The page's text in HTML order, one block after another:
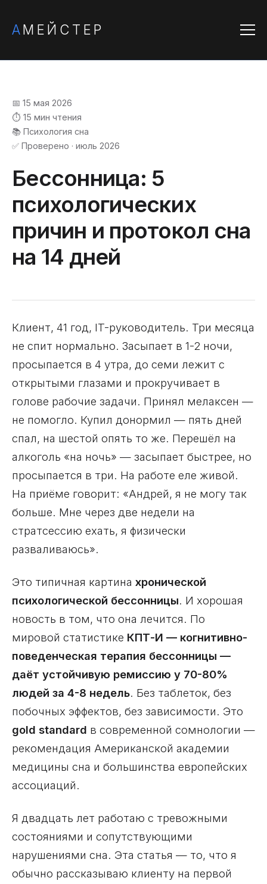
АМЕЙСТЕР
📅 15 мая 2026
⏱️ 15 мин чтения
📚 Психология сна
✅ Проверено · июль 2026
Бессонница: 5
психологических
причин и протокол сна
на 14 дней
Клиент, 41 год, IT-руководитель. Три месяца
не спит нормально. Засыпает в 1-2 ночи,
просыпается в 4 утра, до семи лежит с
открытыми глазами и прокручивает в
голове рабочие задачи. Принял мелаксен —
не помогло. Купил донормил — пять дней
спал, на шестой опять то же. Перешёл на
алкоголь «на ночь» — засыпает быстрее, но
просыпается в три. На работе еле живой.
На приёме говорит: «Андрей, я не могу так
больше. Мне через две недели на
стратсессию ехать, я физически
разваливаюсь».
Это типичная картина хронической
психологической бессонницы. И хорошая
новость в том, что она лечится. По
мировой статистике КПТ-И — когнитивно-
поведенческая терапия бессонницы —
даёт устойчивую ремиссию у 70-80%
людей за 4-8 недель. Без таблеток, без
побочных эффектов, без зависимости. Это
gold standard в современной сомнологии —
рекомендация Американской академии
медицины сна и большинства европейских
ассоциаций.
Я двадцать лет работаю с тревожными
состояниями и сопутствующими
нарушениями сна. Эта статья — то, что я
обычно рассказываю клиенту на первой